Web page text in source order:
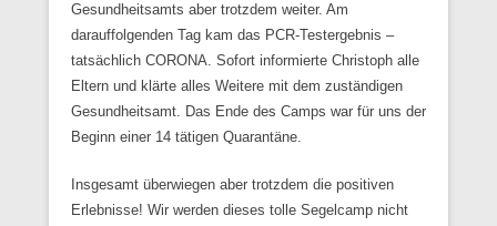
Gesundheitsamts aber trotzdem weiter. Am
darauffolgenden Tag kam das PCR-Testergebnis –
tatsächlich CORONA. Sofort informierte Christoph alle
Eltern und klärte alles Weitere mit dem zuständigen
Gesundheitsamt. Das Ende des Camps war für uns der
Beginn einer 14 tätigen Quarantäne.
Insgesamt überwiegen aber trotzdem die positiven
Erlebnisse! Wir werden dieses tolle Segelcamp nicht